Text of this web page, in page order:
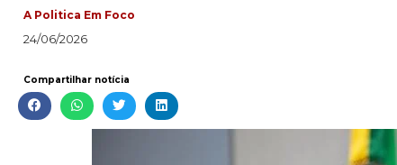
A Politica Em Foco
24/06/2026
Compartilhar notícia